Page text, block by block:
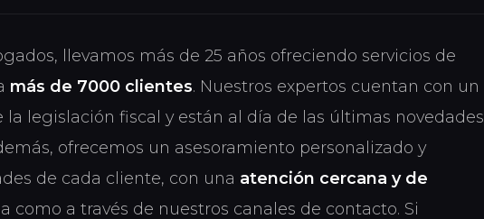
llevamos más de 25 años ofreciendo servicios de
más de 7000 clientes. Nuestros expertos cuentan con un
legislación fiscal y están al día de las últimas novedades
ofrecemos un asesoramiento personalizado y
de cada cliente, con una atención cercana y de
como a través de nuestros canales de contacto. Si